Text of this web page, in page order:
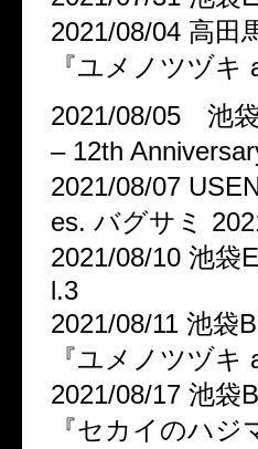
2021/08/04 高田
『ユメノツヅキ
2021/08/05 池
– 12th
2021/08/07
es. バグサミ
2021/08/10 池袋
l.3
2021/08/11 池袋
『ユメノツヅキ
2021/08/17 池袋
『セカイのハジ